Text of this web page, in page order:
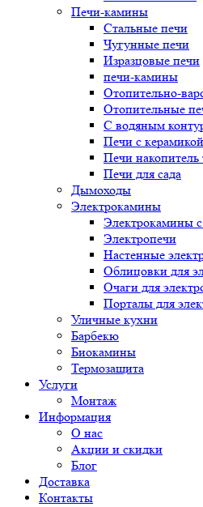
Печи-камины
Стальные печи
Чугунные печи
Изразцовые печи
печи-камины
Отопительно-
Отопительные
С водяным
Печи с керамикой
Печи накопитель
Печи для сада
Дымоходы
Электрокамины
Электрокамины
Электропечи
Настенные
Облицовки для
Очаги для
Порталы для
Уличные кухни
Барбекю
Биокамины
Термозащита
Услуги
Монтаж
Информация
О нас
Акции и скидки
Блог
Доставка
Контакты